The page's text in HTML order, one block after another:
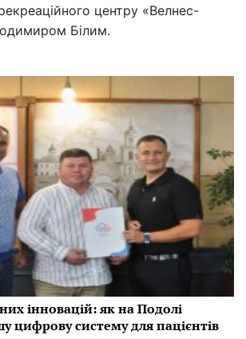
центру «Велнес-
Білим.
інновацій: як на Подолі
цифрову систему для пацієнтів